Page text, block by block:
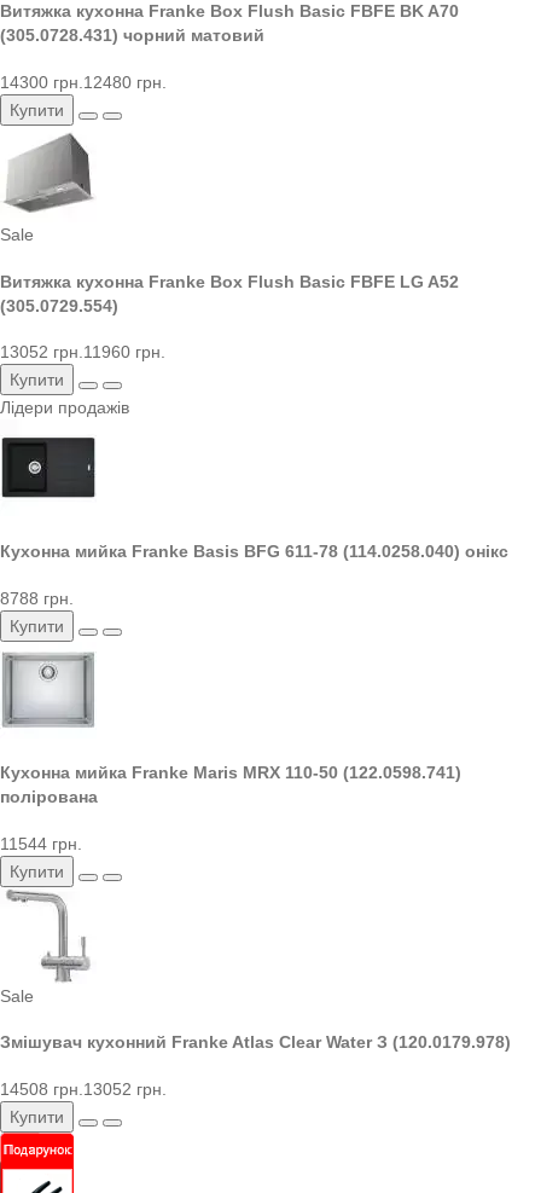
Витяжка кухонна Franke Box Flush Basic FBFE BK A70
(305.0728.431) чорний матовий
14300 грн. 12480 грн.
Купити
Sale
Витяжка кухонна Franke Box Flush Basic FBFE LG A52
(305.0729.554)
13052 грн.11960 грн.
Купити
Лідери продажів
Кухонна мийка Franke Basis BFG 611-78 (114.0258.040) онікс
8788 грн.
Купити
Кухонна мийка Franke Maris MRX 110-50 (122.0598.741)
полірована
11544 грн.
Купити
Sale
Змішувач кухонний Franke Atlas Clear Water З (120.0179.978)
14508 грн. 13052 грн.
Купити